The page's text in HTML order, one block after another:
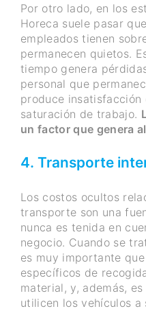
Por otro lado, en los
Horeca suele pasar
empleados tienen
permanecen quietos.
tiempo genera
personal que
produce insatisfacción
saturación de trabajo.
un factor que genera
4. Transporte
Los costos ocultos
transporte son una
nunca es tenida en
negocio. Cuando se
es muy importante
específicos de
material, y, además,
utilicen los vehículos a